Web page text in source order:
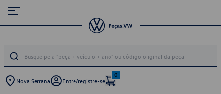
Nova Serrana Entre/registre-se
0